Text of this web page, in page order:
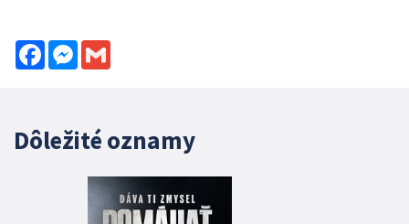
FacebookMessenger
Dôležité oznamy